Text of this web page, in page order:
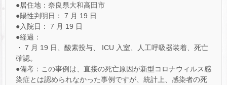
●居住地：奈良県大和高田市
●陽性判明日： 7 月 19 日
●入院日： 7 月 19 日
●経過：
・ 7 月 19 日、酸素投与、 ICU 入室、人工呼吸器装着、死亡
確認。
●備考：この事例は、直接の死亡原因が新型コロナウィルス感
染症とは認められなかった事例ですが、統計上、感染者の死